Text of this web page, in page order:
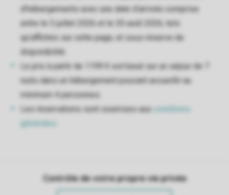
d’hébergements avec une date d’arrivée comprise
entre le 3 juillet 2026 et le 30 août 2026, tels
qu’affichés sur cette page, et sous réserve de
disponibilité.
Le prix à partir de 1199 € est basé sur un séjour de 7
nuits dans un hébergement pouvant accueillir au
minimum 4 personnes.
Les réservations sont soumises aux
conditions
générales
Contrôle de votre propre vie privée